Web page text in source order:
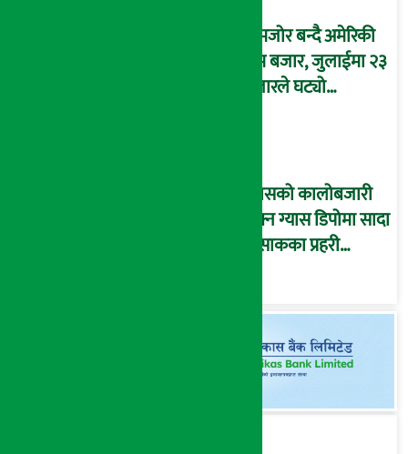
कमजोर बन्दै अमेरिकी
श्रम बजार, जुलाईमा २३
हजारले घट्यो
ग्यासको कालोबजारी
रोक्न ग्यास डिपोमा सादा
पोसाकका प्रहरी